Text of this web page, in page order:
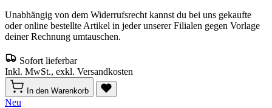
Unabhängig von dem Widerrufsrecht kannst du bei uns gekaufte
oder online bestellte Artikel in jeder unserer Filialen gegen Vorlage
deiner Rechnung umtauschen.
Sofort lieferbar
Inkl. MwSt., exkl. Versandkosten
In den Warenkorb
Neu